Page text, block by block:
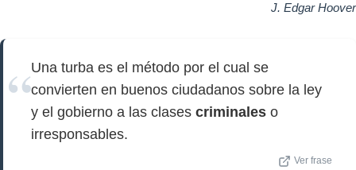
J. Edgar Hoover
Una turba es el método por el cual se
convierten en buenos ciudadanos sobre la ley
y el gobierno a las clases criminales o
irresponsables.
Ver frase